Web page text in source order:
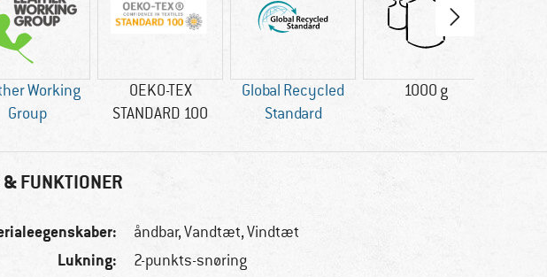
Working
Group
OEKO-TEX
STANDARD 100
Global Recycled
Standard
1000 g
FUNKTIONER
åndbar, Vandtæt, Vindtæt
Lukning: 2-punkts-snøring